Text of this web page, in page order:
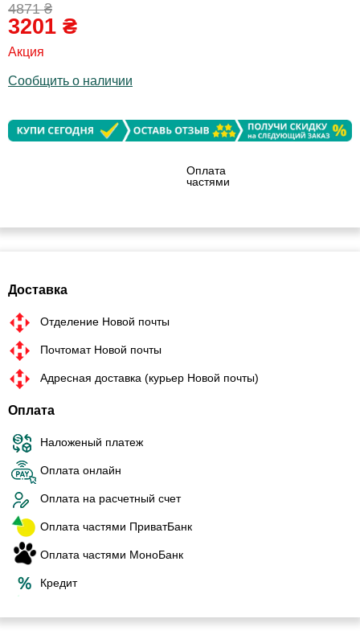
Акция
3201 ₴
4871₴
Сообщить о наличии
Оплата
частями
Доставка
Отделение Новой почты
Почтомат Новой почты
Адресная доставка (курьер Новой почты)
Оплата
Наложеный платеж
Оплата онлайн
Оплата на расчетный счет
Оплата частями ПриватБанк
Оплата частями МоноБанк
Кредит